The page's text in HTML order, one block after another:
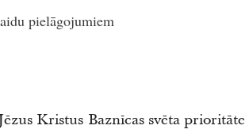
pielāgojumiem
Kristus Baznīcas svēta prioritāte